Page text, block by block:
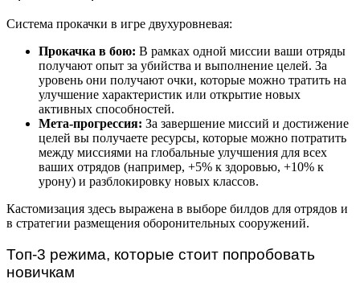
Система прокачки в игре двухуровневая:
Прокачка в бою: В рамках одной миссии ваши отряды
получают опыт за убийства и выполнение целей. За
уровень они получают очки, которые можно тратить на
улучшение характеристик или открытие новых
активных способностей.
Мета-прогрессия: За завершение миссий и достижение
целей вы получаете ресурсы, которые можно потратить
между миссиями на глобальные улучшения для всех
ваших отрядов (например, +5% к здоровью, +10% к
урону) и разблокировку новых классов.
Кастомизация здесь выражена в выборе билдов для отрядов и
в стратегии размещения оборонительных сооружений.
Топ-3 режима, которые стоит попробовать
новичкам